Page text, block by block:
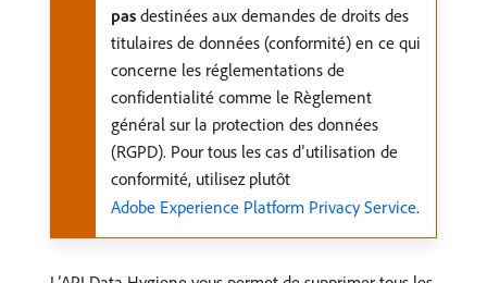
pas destinées aux demandes de droits des
titulaires de données (conformité) en ce qui
concerne les réglementations de
confidentialité comme le Règlement
général sur la protection des données
(RGPD). Pour tous les cas d’utilisation de
conformité, utilisez plutôt
Adobe Experience Platform Privacy Service.